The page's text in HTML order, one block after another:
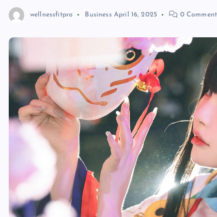
wellnessfitpro Business April 16, 2025 0